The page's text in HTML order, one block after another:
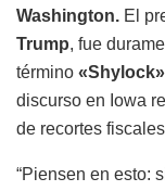
Washington. El
Trump, fue
término «Shylock»
discurso en Iowa
de recortes
“Piensen en esto: